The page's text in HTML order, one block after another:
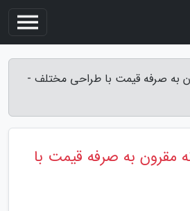
مقرون به صرفه قیمت با طراحی مختلف -
زنانه مقرون به صرفه قیمت با